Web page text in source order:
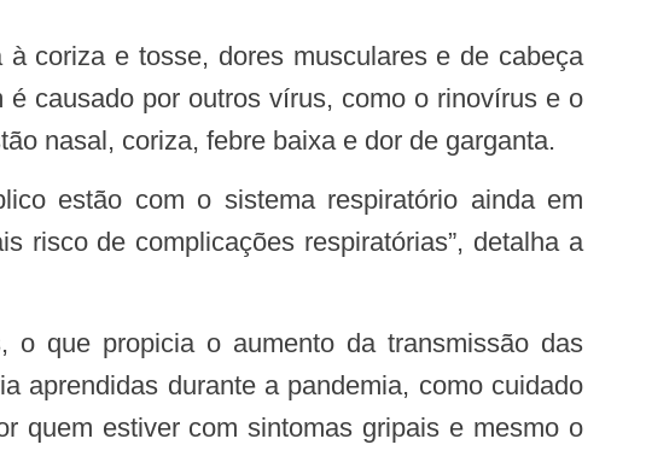
causado por outros vírus, como o rinovírus e o
nasal, coriza, febre baixa e dor de garganta.
risco de complicações respiratórias”, detalha a
aprendidas durante a pandemia, como cuidado
quem estiver com sintomas gripais e mesmo o